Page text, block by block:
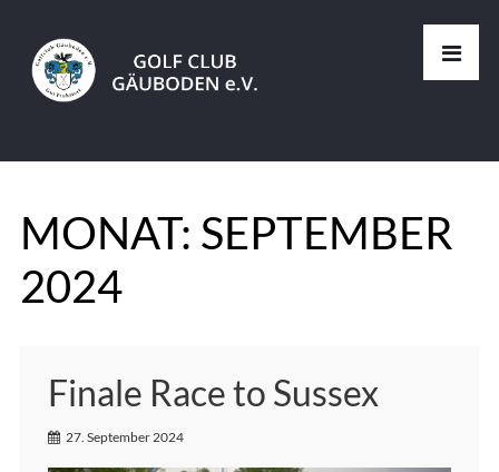
MONAT: SEPTEMBER
2024
Finale Race to Sussex
27. September 2024